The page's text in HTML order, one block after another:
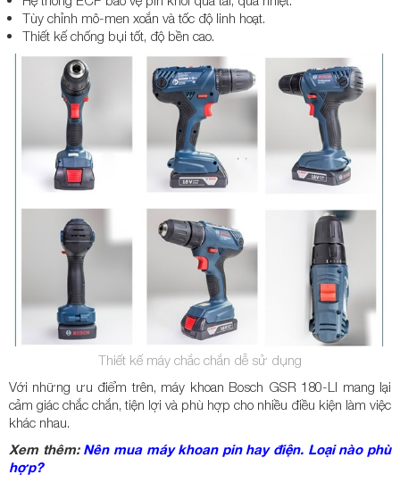
Tùy chỉnh mô-men xoắn và tốc độ linh hoạt.
Thiết kế chống bụi tốt, độ bền cao.
Thiết kế máy chắc chắn dễ sử dụng
Với những ưu điểm trên, máy khoan Bosch GSR 180-LI mang lại
cảm giác chắc chắn, tiện lợi và phù hợp cho nhiều điều kiện làm việc
khác nhau.
Xem thêm: Nên mua máy khoan pin hay điện. Loại nào phù
hợp?